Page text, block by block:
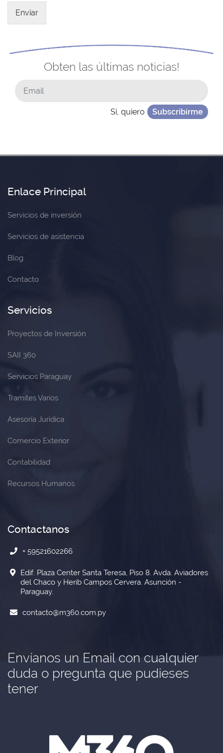
Enviar
Obten las últimas noticias!
Si, quiero Subscribirme
Enlace Principal
Servicios de inversión
Servicios de asistencia
Blog
Contacto
Servicios
Proyectos de Inversión
SAII 360
Servicios Paraguay
Tramites Varios
Asesoría Jurídica
Comercio Exterior
Contabilidad
Recursos Humanos
Contactanos
+ 59521602266
Edif. Plaza Center Santa Teresa, Piso 8. Avda. Aviadores
del Chaco y Herib Campos Cervera. Asunción -
Paraguay.
contacto@m360.com.py
Envíanos un Email con cualquier
duda o pregunta que pudieses
tener